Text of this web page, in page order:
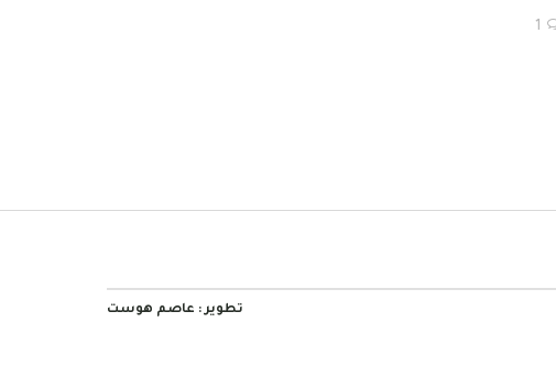
تطوير : عاصم هوست